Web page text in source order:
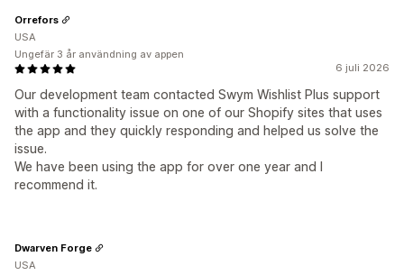
6 juli 2026
Our development team contacted Swym Wishlist Plus support
with a functionality issue on one of our Shopify sites that uses
the app and they quickly responding and helped us solve the
issue.
We have been using the app for over one year and I
recommend it.
Orrefors
USA
Ungefär 3 år användning av appen
Dwarven Forge
USA